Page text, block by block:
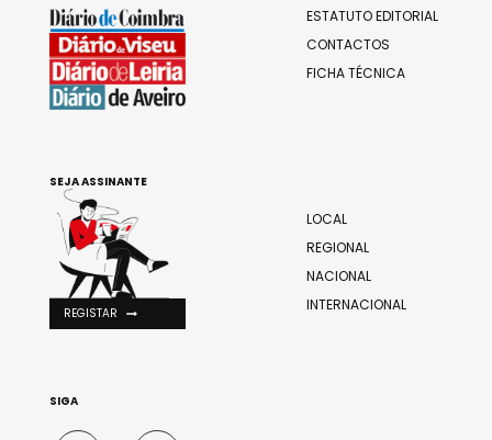
ESTATUTO EDITORIAL
CONTACTOS
FICHA TÉCNICA
LOCAL
REGIONAL
NACIONAL
INTERNACIONAL
SEJA ASSINANTE
REGISTAR
SIGA